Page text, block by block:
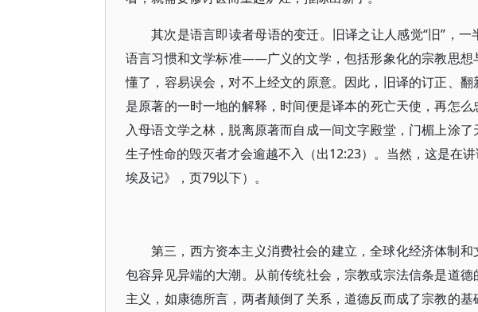
其次是语言即读者母语的变迁。旧译之让人感觉“旧”，
语言习惯和文学标准——广义的文学，包括形象化的宗教思
懂了，容易误会，对不上经文的原意。因此，旧译的订正、
是原著的一时一地的解释，时间便是译本的死亡天使，再怎
入母语文学之林，脱离原著而自成一间文字殿堂，门楣上涂
生子性命的毁灭者才会逾越不入（出12:23）。当然，这是在
埃及记》，页79以下）。
第三，西方资本主义消费社会的建立，全球化经济体制和
包容异见异端的大潮。从前传统社会，宗教或宗法信条是道
主义，如康德所言，两者颠倒了关系，道德反而成了宗教的